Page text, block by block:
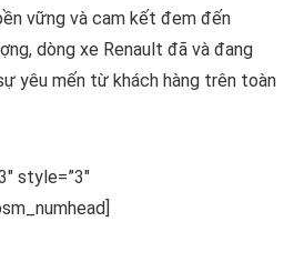
vững và cam kết đem đến
dòng xe Renault đã và đang
yêu mến từ khách hàng trên toàn
style=”3″